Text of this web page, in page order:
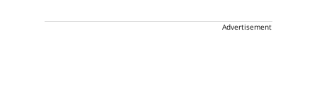
Advertisement